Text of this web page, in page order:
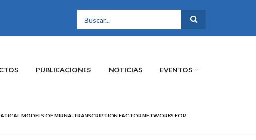
FORMULARIO DE
PUBLICACIONES NOTICIAS EVENTOS
MODELS OF MIRNA-TRANSCRIPTION FACTOR NETWORKS FOR